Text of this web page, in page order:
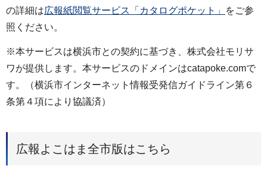
の詳細は広報紙閲覧サービス「カタログポケット」
をご参
照ください。
※本サービスは横浜市との契約に基づき、株式会社モリサ
ワが提供します。本サービスのドメインはcatapoke.comで
す。（横浜市インターネット情報受発信ガイドライン第６
条第４項により協議済）
広報よこはま全市版はこちら